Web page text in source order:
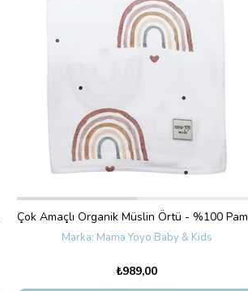
Mama Yoyo Baby & Kids
₺989,00